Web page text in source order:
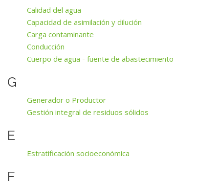
Calidad del agua
Capacidad de asimilación y dilución
Carga contaminante
Conducción
Cuerpo de agua - fuente de abastecimiento
G
Generador o Productor
Gestión integral de residuos sólidos
E
Estratificación socioeconómica
F